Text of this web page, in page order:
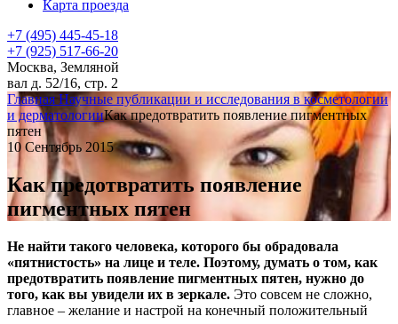
Карта проезда
+7 (495) 445-45-18
+7 (925) 517-66-20
Москва, Земляной
вал д. 52/16, стр. 2
Главная Научные публикации и исследования в косметологии
и дерматологииКак предотвратить появление пигментных
пятен
10 Сентябрь 2015
Как предотвратить появление
пигментных пятен
Не найти такого человека, которого бы обрадовала
«пятнистость» на лице и теле. Поэтому, думать о том, как
предотвратить появление пигментных пятен, нужно до
того, как вы увидели их в зеркале. Это совсем не сложно,
главное – желание и настрой на конечный положительный